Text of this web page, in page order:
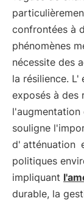
confrontées à
phénomènes
nécessite des
la résilience. L'
exposés à des
l'augmentation
souligne
d' atténuation
politiques
impliquant
durable, la